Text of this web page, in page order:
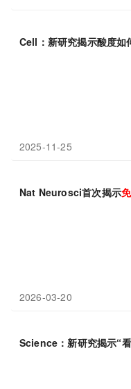
Cell：新研究揭示酸度如
2025-11-25
Nat Neurosci首次揭示
2026-03-20
Science：新研究揭示“